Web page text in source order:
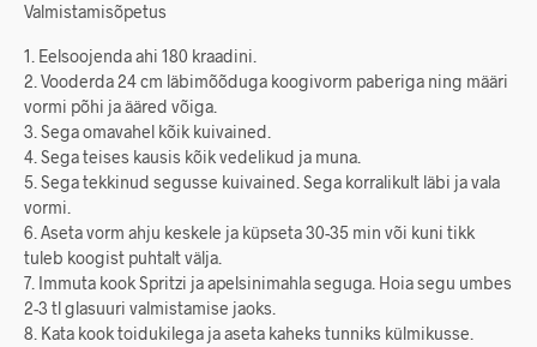
Valmistamisõpetus
1. Eelsoojenda ahi 180 kraadini.
2. Vooderda 24 cm läbimõõduga koogivorm paberiga ning määri
vormi põhi ja ääred võiga.
3. Sega omavahel kõik kuivained.
4. Sega teises kausis kõik vedelikud ja muna.
5. Sega tekkinud segusse kuivained. Sega korralikult läbi ja vala
vormi.
6. Aseta vorm ahju keskele ja küpseta 30-35 min või kuni tikk
tuleb koogist puhtalt välja.
7. Immuta kook Spritzi ja apelsinimahla seguga. Hoia segu umbes
2-3 tl glasuuri valmistamise jaoks.
8. Kata kook toidukilega ja aseta kaheks tunniks külmikusse.